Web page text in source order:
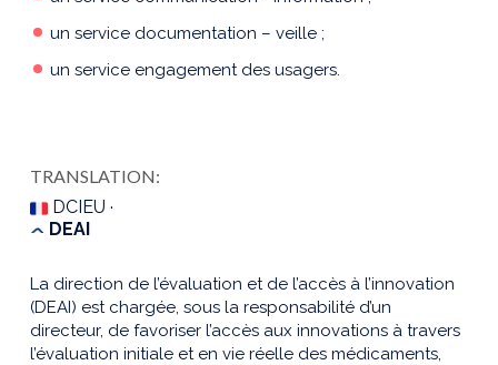
un service documentation – veille ;
un service engagement des usagers.
TRANSLATION:
DCIEU ·
DEAI
La direction de l’évaluation et de l’accès à l’innovation
(DEAI) est chargée, sous la responsabilité d’un
directeur, de favoriser l’accès aux innovations à travers
l’évaluation initiale et en vie réelle des médicaments,